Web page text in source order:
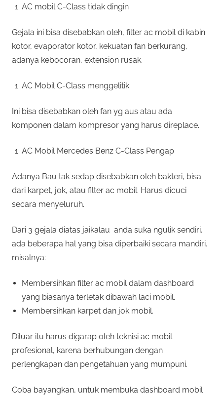
AC mobil C-Class tidak dingin
Gejala ini bisa disebabkan oleh, filter ac mobil di kabin
kotor, evaporator kotor, kekuatan fan berkurang,
adanya kebocoran, extension rusak.
AC Mobil C-Class menggelitik
Ini bisa disebabkan oleh fan yg aus atau ada
komponen dalam kompresor yang harus direplace.
AC Mobil Mercedes Benz C-Class Pengap
Adanya Bau tak sedap disebabkan oleh bakteri, bisa
dari karpet, jok, atau filter ac mobil. Harus dicuci
secara menyeluruh.
Dari 3 gejala diatas jaikalau anda suka ngulik sendiri,
ada beberapa hal yang bisa diperbaiki secara mandiri.
misalnya:
Membersihkan filter ac mobil dalam dashboard
yang biasanya terletak dibawah laci mobil.
Membersihkan karpet dan jok mobil.
Diluar itu harus digarap oleh teknisi ac mobil
profesional, karena berhubungan dengan
perlengkapan dan pengetahuan yang mumpuni.
Coba bayangkan, untuk membuka dashboard mobil